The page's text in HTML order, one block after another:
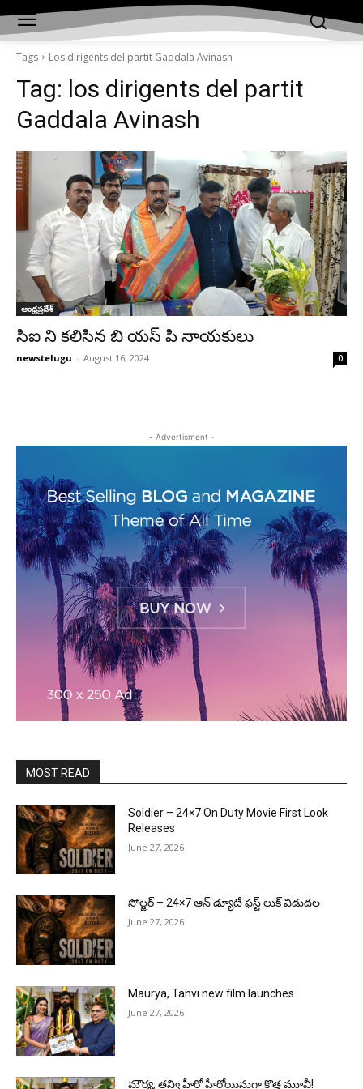
Tags Los dirigents del partit Gaddala Avinash
Tag: los dirigents del partit
Gaddala Avinash
ఆంధ్రప్రదేశ్‌
సిఐ ని కలిసిన బి యస్ పి నాయకులు
newstelugu - August 16, 2024 0
- Advertisment -
MOST READ
Soldier – 24×7 On Duty Movie First Look
Releases
June 27, 2026
సోల్జర్ – 24×7 ఆన్ డ్యూటీ ఫస్ట్ లుక్ విడుదల
June 27, 2026
Maurya, Tanvi new film launches
June 27, 2026
మౌర్య‌, త‌న్వి హీరో హీరోయిన్లుగా కొత్త మూవీ!